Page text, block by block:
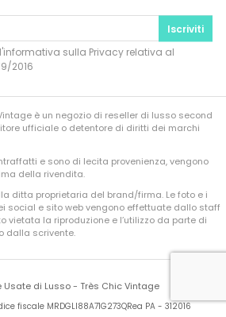
Iscriviti
sulla Privacyrelativa al
2016
è un negozio di reseller di lusso second
ufficiale o detentore di diritti dei marchi
e sono di lecita provenienza, vengono
della rivendita.
ditta proprietaria del brand/firma. Le foto e i
social e sito web vengono effettuate dallo staff
vietata la riproduzione e l’utilizzo da parte di
dalla scrivente.
Usate di Lusso - Très Chic Vintage
fiscale MRDGLI88A71G273QRea PA - 312016